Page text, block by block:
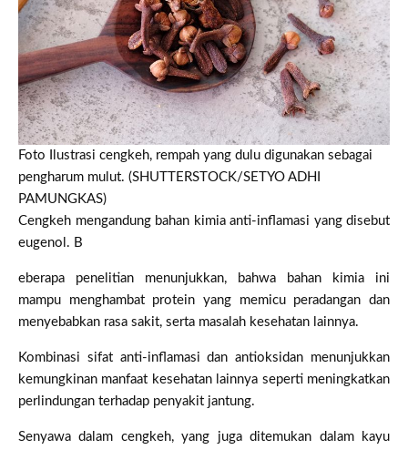
Foto Ilustrasi cengkeh, rempah yang dulu digunakan sebagai
pengharum mulut. (SHUTTERSTOCK/SETYO ADHI
PAMUNGKAS)
Cengkeh mengandung bahan kimia anti-inflamasi yang disebut
eugenol. B
eberapa penelitian menunjukkan, bahwa bahan kimia ini
mampu menghambat protein yang memicu peradangan dan
menyebabkan rasa sakit, serta masalah kesehatan lainnya.
Kombinasi sifat anti-inflamasi dan antioksidan menunjukkan
kemungkinan manfaat kesehatan lainnya seperti meningkatkan
perlindungan terhadap penyakit jantung.
Senyawa dalam cengkeh, yang juga ditemukan dalam kayu